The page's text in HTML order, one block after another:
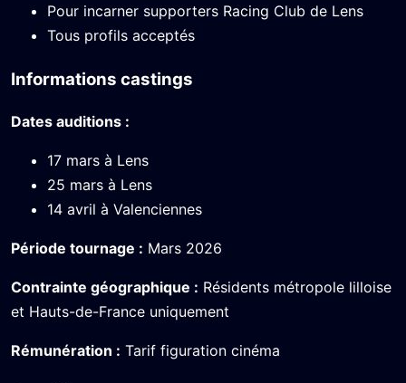
Pour incarner supporters Racing Club de Lens
Tous profils acceptés
Informations castings
Dates auditions :
17 mars à Lens
25 mars à Lens
14 avril à Valenciennes
Période tournage : Mars 2026
Contrainte géographique : Résidents métropole lilloise
et Hauts-de-France uniquement
Rémunération : Tarif figuration cinéma